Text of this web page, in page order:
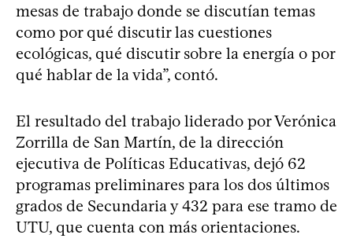
mesas de trabajo donde se discutían temas
como por qué discutir las cuestiones
ecológicas, qué discutir sobre la energía o por
qué hablar de la vida”, contó.
El resultado del trabajo liderado por Verónica
Zorrilla de San Martín, de la dirección
ejecutiva de Políticas Educativas, dejó 62
programas preliminares para los dos últimos
grados de Secundaria y 432 para ese tramo de
UTU, que cuenta con más orientaciones.